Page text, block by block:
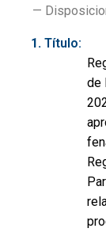
—
Título:
de